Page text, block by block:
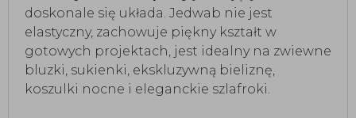
doskonale się układa. Jedwab nie jest
elastyczny, zachowuje piękny kształt w
gotowych projektach, jest idealny na zwiewne
bluzki, sukienki, ekskluzywną bieliznę,
koszulki nocne i eleganckie szlafroki.